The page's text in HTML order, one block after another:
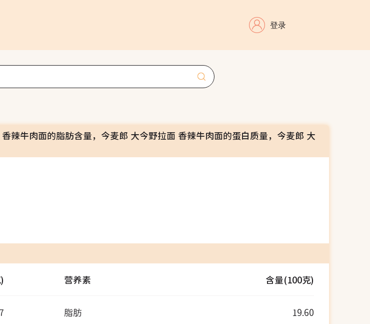
登录
辣牛肉面的脂肪含量，今麦郎 大今野拉面 香辣牛肉面的蛋白质量，今麦郎 大
营养素 含量(100克)
脂肪 19.60